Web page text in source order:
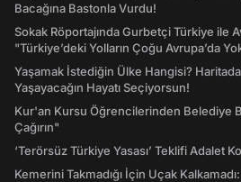
Bacağına Bastonla Vurdu!
Sokak Röportajında Gurbetçi Türkiye ile
"Türkiye’deki Yolların Çoğu Avrupa’da
Yaşamak İstediğin Ülke Hangisi?
Yaşayacağın Hayatı Seçiyorsun!
Kur'an Kursu Öğrencilerinden Belediye
Çağırın"
‘Terörsüz Türkiye Yasası’ Teklifi Adalet
Kemerini Takmadığı İçin Uçak